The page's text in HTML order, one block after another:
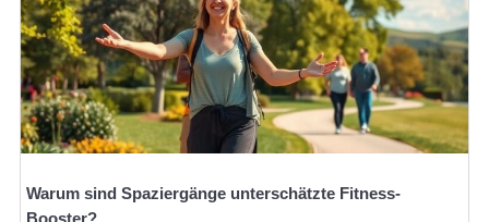
Warum sind Spaziergänge unterschätzte Fitness-